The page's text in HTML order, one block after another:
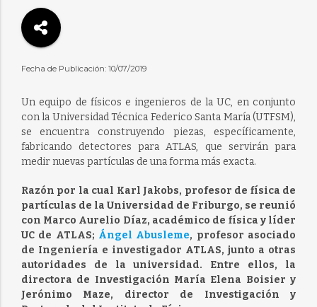
Fecha de Publicación: 10/07/2019
Un equipo de físicos e ingenieros de la UC, en conjunto
con la Universidad Técnica Federico Santa María (UTFSM),
se encuentra construyendo piezas, específicamente,
fabricando detectores para ATLAS, que servirán para
medir nuevas partículas de una forma más exacta.
Razón por la cual Karl Jakobs, profesor de física de
partículas de la Universidad de Friburgo, se reunió
con Marco Aurelio Díaz, académico de física y líder
UC de ATLAS; Ángel Abusleme, profesor asociado
de Ingeniería e investigador ATLAS, junto a otras
autoridades de la universidad. Entre ellos, la
directora de Investigación María Elena Boisier y
Jerónimo Maze, director de Investigación y